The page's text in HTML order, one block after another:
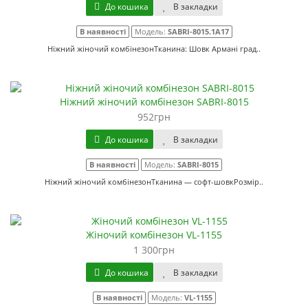
До кошика В закладки
В наявності Модель: SABRI-8015.1A17
Ніжний жіночий комбінезонТканина: Шовк Армані град..
Ніжний жіночий комбінезон SABRI-8015
952грн
До кошика В закладки
В наявності Модель: SABRI-8015
Ніжний жіночий комбінезонТканина — софт-шовкРозмір..
Жіночий комбінезон VL-1155
1 300грн
До кошика В закладки
В наявності Модель: VL-1155